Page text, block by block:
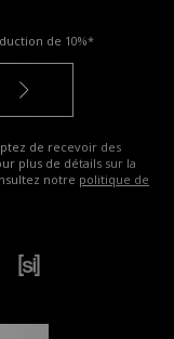
de 10%*
de recevoir des
plus de détails sur la
notre politique de